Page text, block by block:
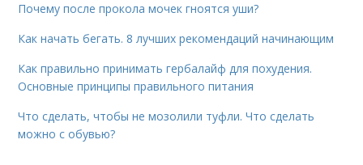
Почему после прокола мочек гноятся уши?
Как начать бегать. 8 лучших рекомендаций начинающим
Как правильно принимать гербалайф для похудения.
Основные принципы правильного питания
Что сделать, чтобы не мозолили туфли. Что сделать
можно с обувью?